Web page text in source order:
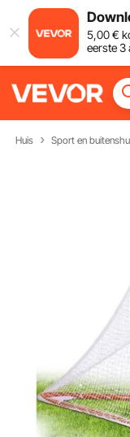
5,00€
eerste 3
Huis Sport en